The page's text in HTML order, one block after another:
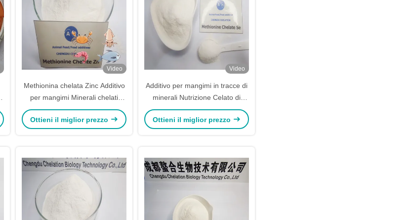
Video
Methionina chelata Zinc Additivo
per mangimi Minerali chelati
Nutrizione animale
Ottieni il miglior prezzo
Video
Additivo per mangimi in tracce di
minerali Nutrizione Celato di
zinco-metionina (Zn-Met)
Ottieni il miglior prezzo